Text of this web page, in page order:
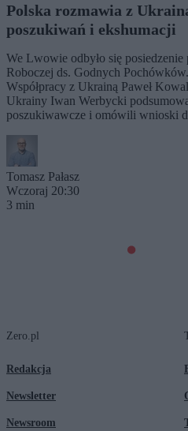
Polska rozmawia z
poszukiwań i ekshumacji
We Lwowie odbyło się
Roboczej ds. Godnych
Współpracy z Ukrainą Paweł
Ukrainy Iwan Werbycki
poszukiwawcze i omówili wnioski
Tomasz Pałasz
Wczoraj 20:30
3 min
Zero.pl
Redakcja
Newsletter
Newsroom